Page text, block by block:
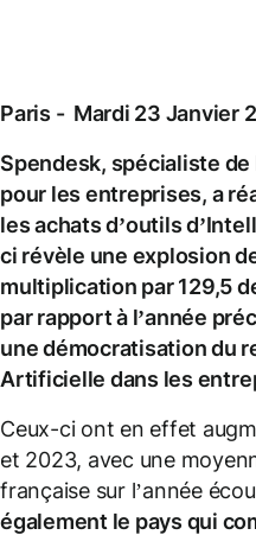
Paris - Mardi 23 Janvier
Spendesk, spécialiste
pour les entreprises, a
les achats d’outils
ci révèle une explosion
multiplication par 129,5
par rapport à l’année
une démocratisation du
Artificielle dans les
Ceux-ci ont en effet
et 2023, avec une
française sur l’année
également le pays qui